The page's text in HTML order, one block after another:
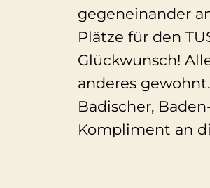
gegeneinander
Plätze für den
Glückwunsch!
anderes
Badischer,
Kompliment an